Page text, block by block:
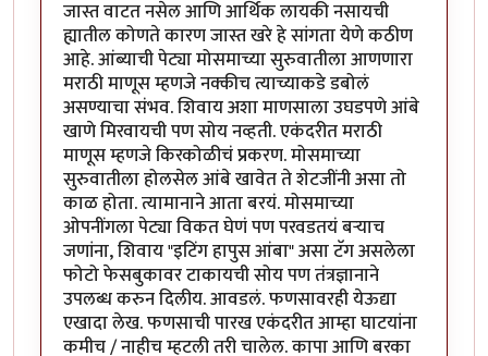
जास्त वाटत नसेल आणि आर्थिक लायकी नसायची
ह्यातील कोणते कारण जास्त खरे हे सांगता येणे कठीण
आहे. आंब्याची पेट्या मोसमाच्या सुरुवातीला आणणारा
मराठी माणूस म्हणजे नक्कीच त्याच्याकडे डबोलं
असण्याचा संभव. शिवाय अशा माणसाला उघडपणे आंबे
खाणे मिरवायची पण सोय नव्हती. एकंदरीत मराठी
माणूस म्हणजे किरकोळीचं प्रकरण. मोसमाच्या
सुरुवातीला होलसेल आंबे खावेत ते शेटजींनी असा तो
काळ होता. त्यामानाने आता बरयं. मोसमाच्या
ओपनींगला पेट्या विकत घेणं पण परवडतयं बर्‍याच
जणांना, शिवाय "इटिंग हापुस आंबा" असा टॅग असलेला
फोटो फेसबुकावर टाकायची सोय पण तंत्रज्ञानाने
उपलब्ध करुन दिलीय. आवडलं. फणसावरही येऊद्या
एखादा लेख. फणसाची पारख एकंदरीत आम्हा घाटयांना
कमीच / नाहीच म्हटली तरी चालेल. कापा आणि बरका